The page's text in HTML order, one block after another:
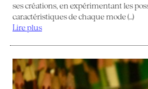
ses créations, en expérimentant les
caractéristiques de chaque mode (…)
Lire plus